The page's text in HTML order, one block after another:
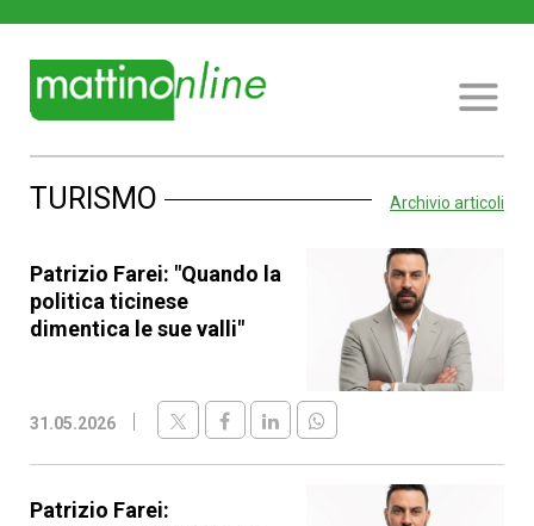
TURISMO Archivio articoli
Patrizio Farei: "Quando la
politica ticinese
dimentica le sue valli"
31.05.2026
Patrizio Farei: